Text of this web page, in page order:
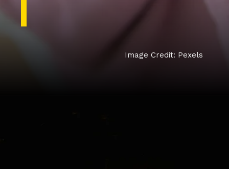
Image Credit: Pexels